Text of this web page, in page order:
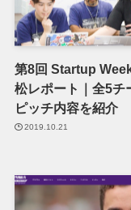
第8回 Startup
松レポート｜全5チ
ピッチ内容を紹介
2019.10.21